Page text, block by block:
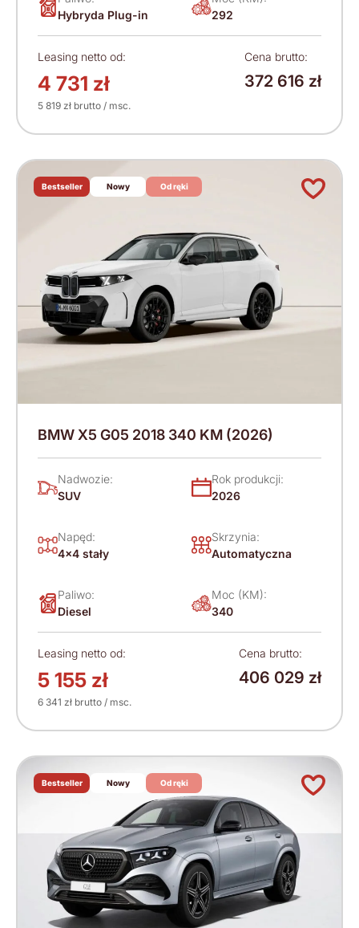
Hybryda Plug-in
292
Leasing netto od:
4 731 zł
5 819 zł brutto / msc.
Cena brutto:
372 616 zł
Bestseller Nowy Od ręki
BMW X5 G05 2018 340 KM (2026)
Nadwozie:
SUV
Rok produkcji:
2026
Napęd:
4x4 stały
Skrzynia:
Automatyczna
Paliwo:
Diesel
Moc (KM):
340
Leasing netto od:
5 155 zł
6 341 zł brutto / msc.
Cena brutto:
406 029 zł
Bestseller Nowy Od ręki